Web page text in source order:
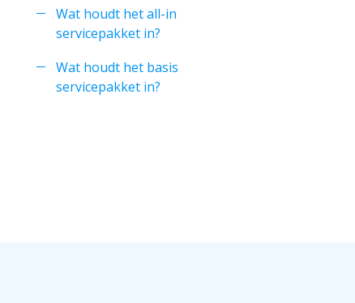
Wat houdt het all-in
servicepakket in?
Wat houdt het basis
servicepakket in?